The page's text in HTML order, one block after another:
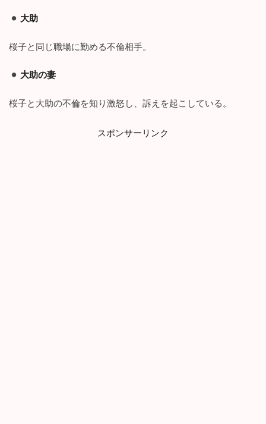
大助
桜子と同じ職場に勤める不倫相手。
大助の妻
桜子と大助の不倫を知り激怒し、訴えを起こしている。
スポンサーリンク